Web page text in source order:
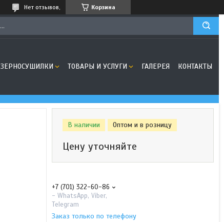
Корзина
Нет отзывов,
ЗЕРНОСУШИЛКИ ТОВАРЫ И УСЛУГИ ГАЛЕРЕЯ КОНТАКТЫ
В наличии Оптом и в розницу
Цену уточняйте
+7 (701) 322-60-86
- WhatsApp, Viber,
Telegram
Заказ только по телефону